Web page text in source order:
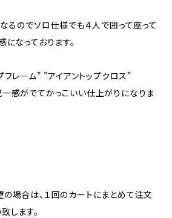
るのでソロ仕様でも４人で囲って座って
になっております。
フレーム” ”アイアントップクロス”
一感がでてかっこいい仕上がりになりま
場合は、１回のカートにまとめて注文
します。